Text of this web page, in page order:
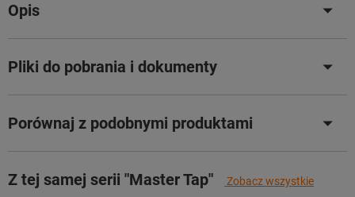
Opis
Pliki do pobrania i dokumenty
Porównaj z podobnymi produktami
Z tej samej serii "Master Tap" Zobacz wszystkie